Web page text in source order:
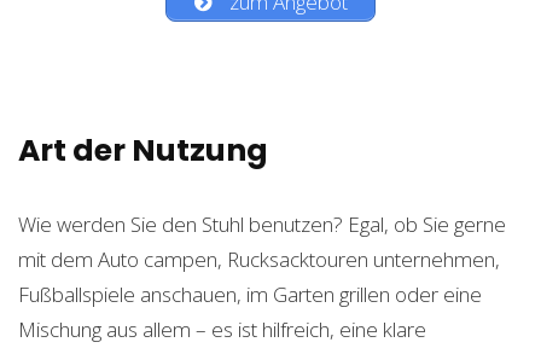
Art der Nutzung
Wie werden Sie den Stuhl benutzen? Egal, ob Sie gerne
mit dem Auto campen, Rucksacktouren unternehmen,
Fußballspiele anschauen, im Garten grillen oder eine
Mischung aus allem – es ist hilfreich, eine klare